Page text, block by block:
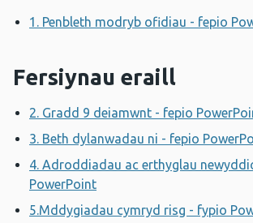
1. Penbleth modryb ofidiau - fepio
Fersiynau eraill
2. Gradd 9 deiamwnt - fepio
3. Beth dylanwadau ni - fepio
4. Adroddiadau ac erthyglau
PowerPoint
5.Mddygiadau cymryd risg - fypio